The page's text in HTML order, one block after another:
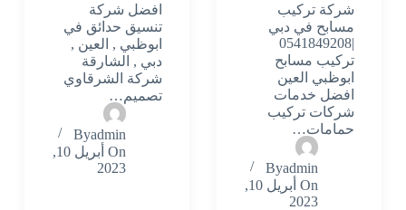
شركة تركيب
مسابح في دبي
|0541849208
تركيب مسابح
ابوظبي العين
افضل خدمات
شركات تركيب
حمامات…
Byadmin
On
أبريل 10,
2023
افضل شركة
تنسيق حدائق في
ابوظبي , العين ,
دبي , الشارقة
شركة الشرقاوي
تصميم…
Byadmin
On
أبريل 10,
2023